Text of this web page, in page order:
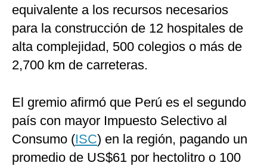
equivalente a los recursos necesarios
para la construcción de 12 hospitales de
alta complejidad, 500 colegios o más de
2,700 km de carreteras.
El gremio afirmó que Perú es el segundo
país con mayor Impuesto Selectivo al
Consumo (ISC) en la región, pagando un
promedio de US$61 por hectolitro o 100